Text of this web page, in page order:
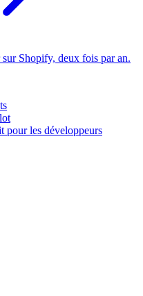
Shopify, deux fois par an.
les développeurs